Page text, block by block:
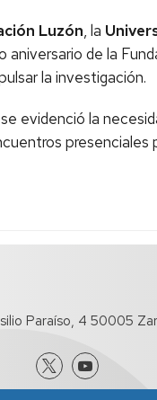
Luzón, la
de la
la investigación.
evidenció la
Paraíso, 4 50005